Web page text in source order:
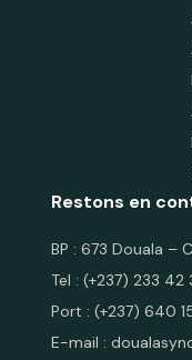
Restons en
BP : 673 Douala –
Tel : (+237) 233 42
Port : (+237) 640
E-mail :